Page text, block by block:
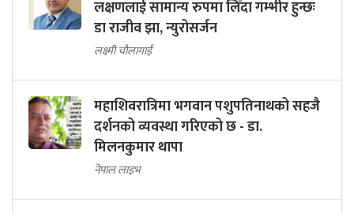
ब्रेन ट्युमर आकस्मिक रुपमा देखिने होइन,
लक्षणलाई सामान्य रुपमा लिँदा गम्भीर हुन्छः
डा राजीव झा, न्युरोसर्जन
लक्ष्मी चौलागाईं
महाशिवरात्रिमा भगवान पशुपतिनाथको सहजै
दर्शनको व्यवस्था गरिएको छ - डा.
मिलनकुमार थापा
नेपाल लाइभ